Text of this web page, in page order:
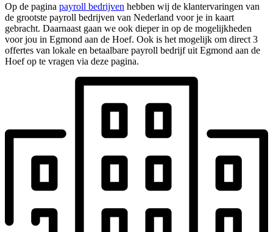
Op de pagina payroll bedrijven hebben wij de klantervaringen van
de grootste payroll bedrijven van Nederland voor je in kaart
gebracht. Daarnaast gaan we ook dieper in op de mogelijkheden
voor jou in Egmond aan de Hoef. Ook is het mogelijk om direct 3
offertes van lokale en betaalbare payroll bedrijf uit Egmond aan de
Hoef op te vragen via deze pagina.